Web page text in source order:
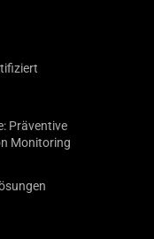
Präventive
Monitoring